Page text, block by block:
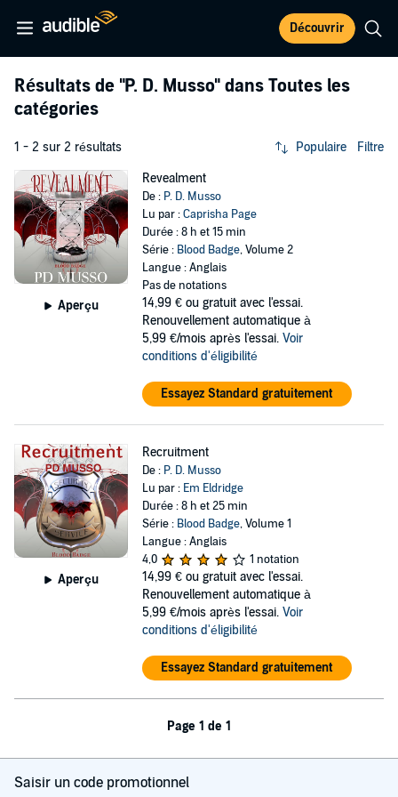
Découvrir
Résultats de "P. D. Musso" dans Toutes les
catégories
1 - 2 sur 2 résultats Populaire Filtre
Aperçu
Revealment
De : P. D. Musso
Lu par :Caprisha Page
Durée : 8 h et 15 min
Série : Blood Badge, Volume 2
Langue : Anglais
Pas de notations
14,99 € ou gratuit avec l'essai.
Renouvellement automatique à
5,99 €/mois après l'essai. Voir
conditions d'éligibilité
Essayez Standard gratuitement
Aperçu
Recruitment
De : P. D. Musso
Lu par : Em Eldridge
Durée : 8 h et 25 min
Série : Blood Badge, Volume 1
Langue : Anglais
4,0
1 notation
14,99 € ou gratuit avec l'essai.
Renouvellement automatique à
5,99 €/mois après l'essai. Voir
conditions d'éligibilité
Essayez Standard gratuitement
Page 1 de 1
Saisir un code promotionnel